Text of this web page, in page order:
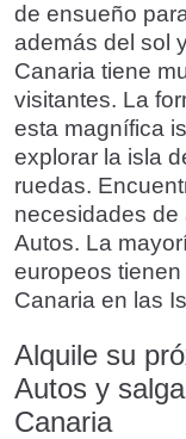
de ensueño
además del sol
Canaria tiene
visitantes. La
esta magnífica
explorar la isla
ruedas.
necesidades de
Autos. La
europeos
Canaria en las
Alquile su
Autos y
Canaria